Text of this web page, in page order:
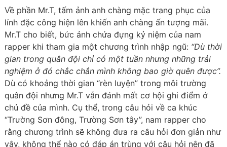
Về phần Mr.T, tấm ảnh anh chàng mặc trang phục của
lính đặc công hiện lên khiến anh chàng ấn tượng mãi.
Mr.T cho biết, bức ảnh chứa đựng kỷ niệm của nam
rapper khi tham gia một chương trình nhập ngũ: “Dù thời
gian trong quân đội chỉ có một tuần nhưng những trải
nghiệm ở đó chắc chắn mình không bao giờ quên được”.
Dù có khoảng thời gian “rèn luyện” trong môi trường
quân đội nhưng Mr.T vẫn đánh mất cơ hội ghi điểm ở
chủ đề của mình. Cụ thể, trong câu hỏi về ca khúc
“Trường Sơn đông, Trường Sơn tây”, nam rapper cho
rằng chương trình sẽ không đưa ra câu hỏi đơn giản như
vậy, không thể nào có đáp án trùng với câu hỏi nên đã